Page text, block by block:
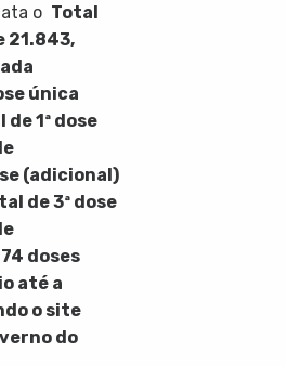
o Total
21.843,
única
1ª dose
(adicional)
de 3ª dose
doses
até a
o site
do